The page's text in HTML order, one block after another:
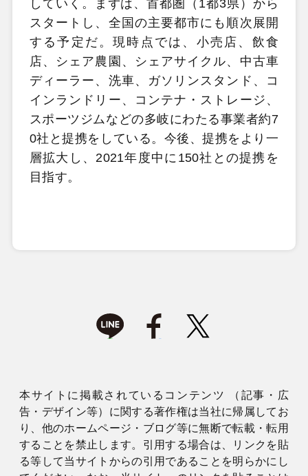
していく。まずは、首都圏（1都3県）から
スタートし、全国の主要都市にも順次展開
する予定だ。現時点では、小売店、飲食
店、シェア農園、シェアサイクル、中古車
ディーラー、洗車、ガソリンスタンド、コ
インランドリー、コンテナ・ストレージ、
スポーツジムなどの多岐にわたる事業者約7
0社と提携をしている。今後、提携をより一
層拡大し、2021年度中に150社との提携を
目指す。
本サイトに掲載されているコンテンツ （記事・広
告・デザイン等）に関する著作権は当社に帰属してお
り、他のホームページ・ブログ等に無断で転載・転用
することを禁止します。引用する場合は、リンクを貼
る等して当サイトからの引用であることを明らかにし